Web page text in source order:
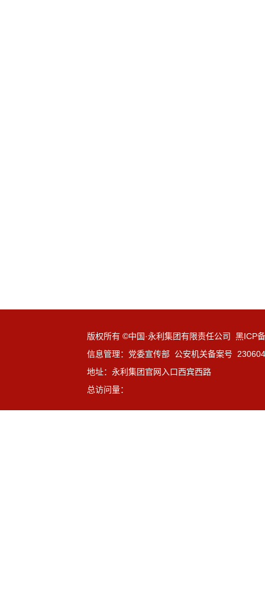
版权所有 ©中国·永利集团有限责任公司 黑ICP
信息管理：党委宣传部 公安机关备案号
地址：永利集团官网入口西宾西路
总访问量：